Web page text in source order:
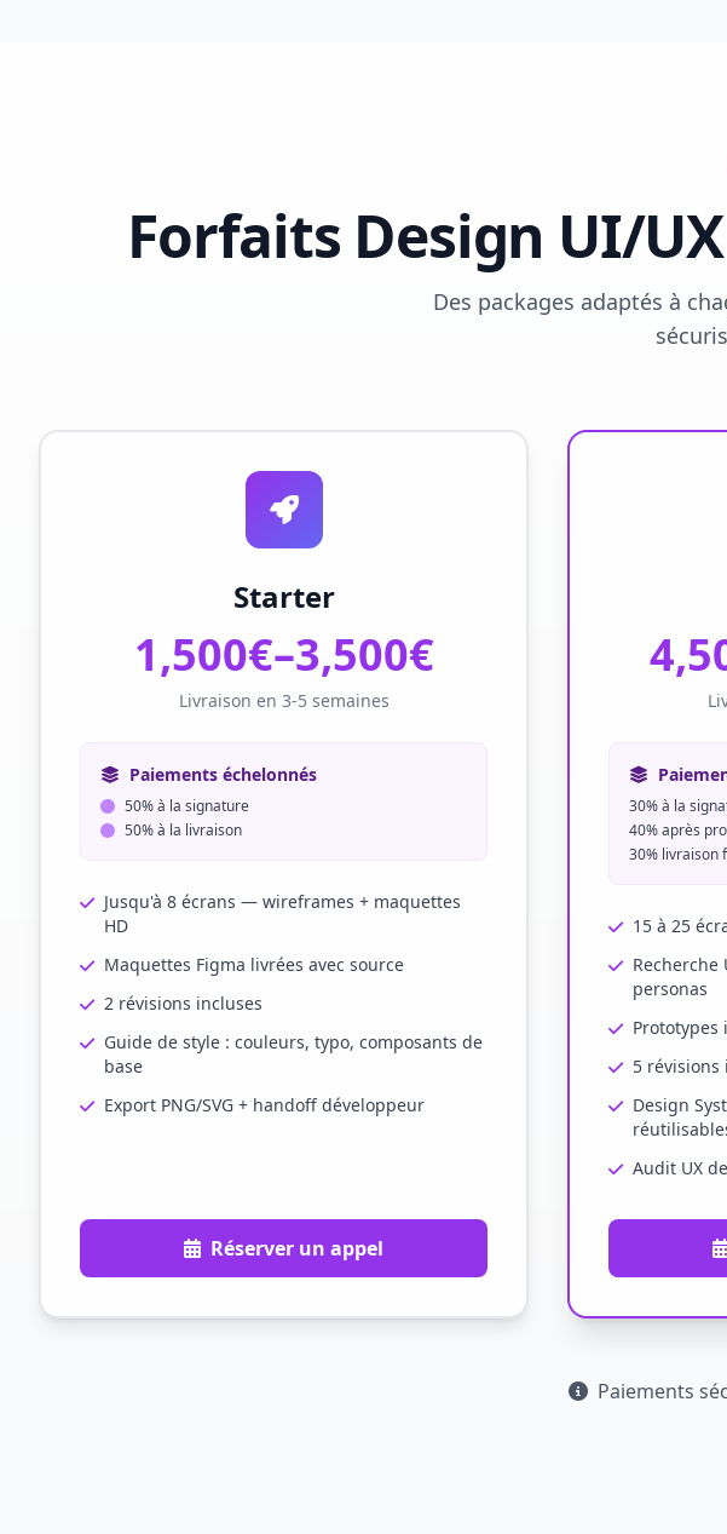
Forfaits Design UI/
Des packages adaptés à
Starter
1,500€–3,500€
Livraison en 3-5 semaines
Paiements échelonnés
50% à la signature
50% à la livraison
Jusqu'à 8 écrans — wireframes + maquettes
HD
Maquettes Figma livrées avec source
2 révisions incluses
Guide de style : couleurs, typo, composants de
base
Export PNG/SVG + handoff développeur
Réserver un appel
30% à la
40% après
30% livraison
15 à 25
Recherche
personas
Prototypes
5 révisions
Design
Audit UX
Paiements